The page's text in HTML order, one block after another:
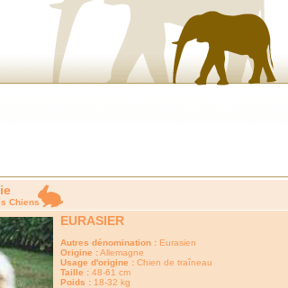
Chiens
EURASIER
Autres dénomination : Eurasien
Origine :Allemagne
Usage d'origine : Chien de traîneau
Taille : 48-61 cm
Poids : 18-32 kg